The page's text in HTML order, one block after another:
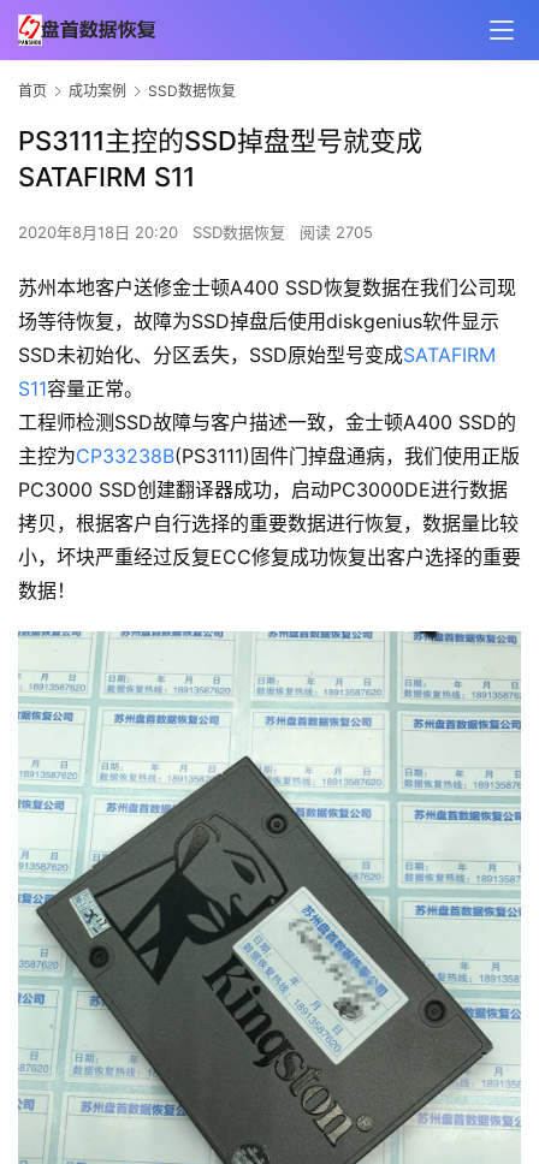
首页 成功案例 SSD数据恢复
PS3111主控的SSD掉盘型号就变成
SATAFIRM S11
2020年8月18日 20:20 SSD数据恢复 阅读 2705
苏州本地客户送修金士顿A400 SSD恢复数据在我们公司现
场等待恢复，故障为SSD掉盘后使用diskgenius软件显示
SSD未初始化、分区丢失，SSD原始型号变成SATAFIRM
S11容量正常。
工程师检测SSD故障与客户描述一致，金士顿A400 SSD的
主控为CP33238B(PS3111)固件门掉盘通病，我们使用正版
PC3000 SSD创建翻译器成功，启动PC3000DE进行数据
拷贝，根据客户自行选择的重要数据进行恢复，数据量比较
小，坏块严重经过反复ECC修复成功恢复出客户选择的重要
数据！